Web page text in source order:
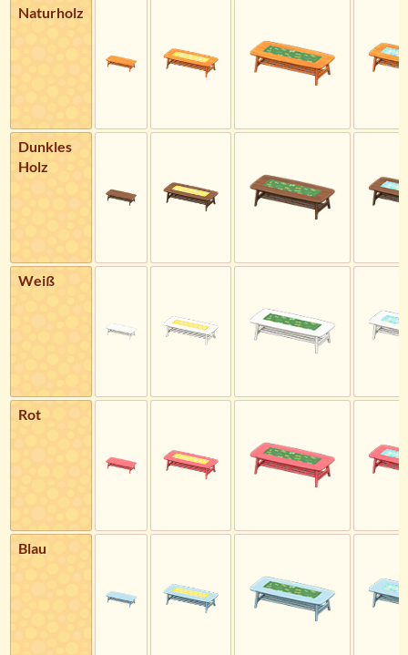
Naturholz
Dunkles
Holz
Weiß
Rot
Blau